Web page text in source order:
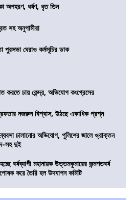
অপহরণ, ধর্ষণ, ধৃত তিন
সহ অনুগামীরা
ঘেরাও কর্মসূচির ডাক
চায় কেন্দ্র, অভিযোগ কংগ্রেসের
নজরুল বিশ্বাস, উঠছে একাধিক প্রশ্ন
চালানোর অভিযোগ, পুলিশের জালে ও্রাক্তন
সহ দুই
বর্ষব্যাপী মহানায়ক উত্তমকুমারের জন্মশতবর্ষ
করে তৈরি হল উদযাপন কমিটি